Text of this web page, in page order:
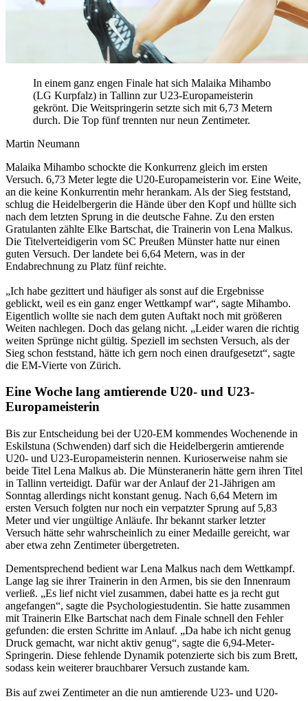
In einem ganz engen Finale hat sich Malaika Mihambo
(LG Kurpfalz) in Tallinn zur U23-Europameisterin
gekrönt. Die Weitspringerin setzte sich mit 6,73 Metern
durch. Die Top fünf trennten nur neun Zentimeter.
Martin Neumann
Malaika Mihambo schockte die Konkurrenz gleich im ersten
Versuch. 6,73 Meter legte die U20-Europameisterin vor. Eine Weite,
an die keine Konkurrentin mehr herankam. Als der Sieg feststand,
schlug die Heidelbergerin die Hände über den Kopf und hüllte sich
nach dem letzten Sprung in die deutsche Fahne. Zu den ersten
Gratulanten zählte Elke Bartschat, die Trainerin von Lena Malkus.
Die Titelverteidigerin vom SC Preußen Münster hatte nur einen
guten Versuch. Der landete bei 6,64 Metern, was in der
Endabrechnung zu Platz fünf reichte.
„Ich habe gezittert und häufiger als sonst auf die Ergebnisse
geblickt, weil es ein ganz enger Wettkampf war“, sagte Mihambo.
Eigentlich wollte sie nach dem guten Auftakt noch mit größeren
Weiten nachlegen. Doch das gelang nicht. „Leider waren die richtig
weiten Sprünge nicht gültig. Speziell im sechsten Versuch, als der
Sieg schon feststand, hätte ich gern noch einen draufgesetzt“, sagte
die EM-Vierte von Zürich.
Eine Woche lang amtierende U20- und U23-
Europameisterin
Bis zur Entscheidung bei der U20-EM kommendes Wochenende in
Eskilstuna (Schwenden) darf sich die Heidelbergerin amtierende
U20- und U23-Europameisterin nennen. Kurioserweise nahm sie
beide Titel Lena Malkus ab. Die Münsteranerin hätte gern ihren Titel
in Tallinn verteidigt. Dafür war der Anlauf der 21-Jährigen am
Sonntag allerdings nicht konstant genug. Nach 6,64 Metern im
ersten Versuch folgten nur noch ein verpatzter Sprung auf 5,83
Meter und vier ungültige Anläufe. Ihr bekannt starker letzter
Versuch hätte sehr wahrscheinlich zu einer Medaille gereicht, war
aber etwa zehn Zentimeter übergetreten.
Dementsprechend bedient war Lena Malkus nach dem Wettkampf.
Lange lag sie ihrer Trainerin in den Armen, bis sie den Innenraum
verließ. „Es lief nicht viel zusammen, dabei hatte es ja recht gut
angefangen“, sagte die Psychologiestudentin. Sie hatte zusammen
mit Trainerin Elke Bartschat nach dem Finale schnell den Fehler
gefunden: die ersten Schritte im Anlauf. „Da habe ich nicht genug
Druck gemacht, war nicht aktiv genug“, sagte die 6,94-Meter-
Springerin. Diese fehlende Dynamik potenzierte sich bis zum Brett,
sodass kein weiterer brauchbarer Versuch zustande kam.
Bis auf zwei Zentimeter an die nun amtierende U23- und U20-